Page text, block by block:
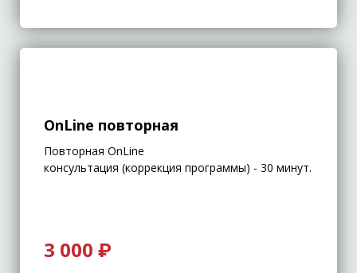
OnLine повторная
Повторная OnLine
консультация (коррекция программы) - 30 минут.
3 000 ₽